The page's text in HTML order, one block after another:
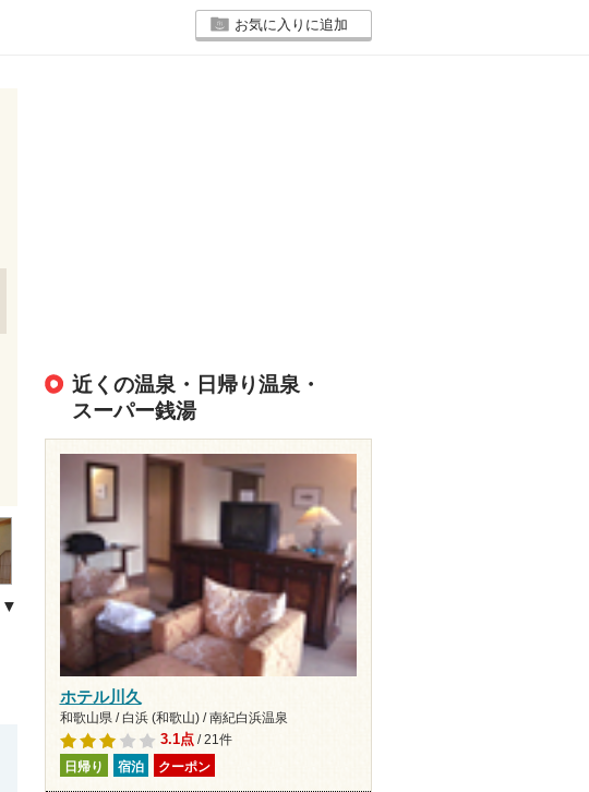
お気に入りに追加
http://www.urashimachain.co.jp/manseiro/sub03.html
近くの温泉・日帰り温泉・
スーパー銭湯
ホテル川久
和歌山県 / 白浜 (和歌山) / 南紀白浜温泉
3.1点/ 21件
日帰り 宿泊 クーポン